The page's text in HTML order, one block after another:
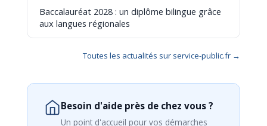
Baccalauréat 2028 : un diplôme bilingue grâce
aux langues régionales
Toutes les actualités sur service-public.fr →
Besoin d'aide près de chez vous ?
Un point d'accueil pour vos démarches